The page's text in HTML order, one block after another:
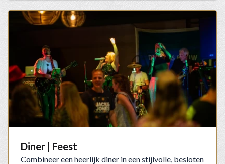
Diner | Feest
Combineer een heerlijk diner in een stijlvolle, besloten